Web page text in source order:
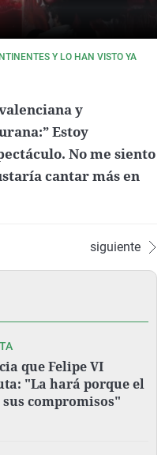
Y LO HAN VISTO YA
y
Estoy
No me siento
cantar más en
siguiente
que Felipe VI
"La hará porque el
sus compromisos"